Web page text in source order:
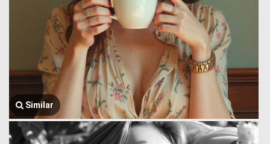
Similar